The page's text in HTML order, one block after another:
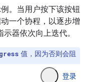
。当用户按下该按钮
一个协程，以逐步增
器依次向上迭代。
值，因为否则会阻